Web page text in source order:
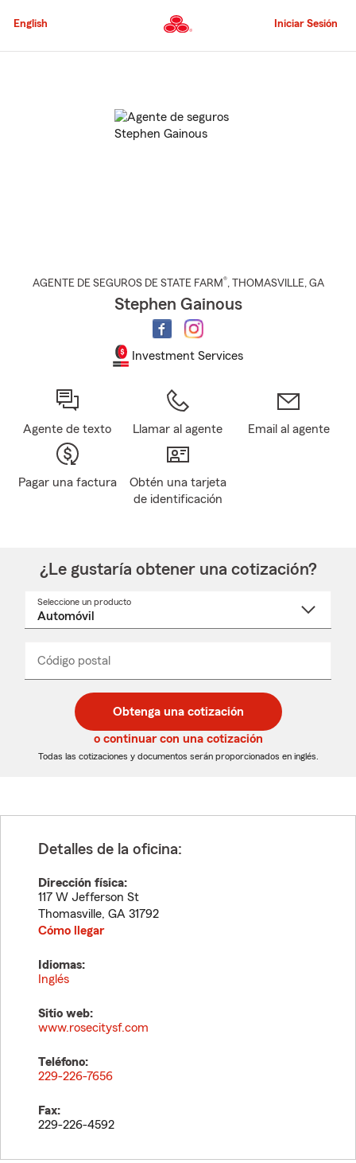
al
principal
English Iniciar Sesión
AGENTE DE SEGUROS DE STATE FARM®, THOMASVILLE, GA
Stephen Gainous
Investment Services
Agente de texto Llamar al agente Email al agente
Pagar una factura
Obtén una tarjeta
de identificación
¿Le gustaría obtener una cotización?
Seleccione un producto
desplegable
Código postal
de
5
dígitos
de
5
dígitos
_____
Obtenga una cotización
o continuar con una cotización
Todas las cotizaciones y documentos serán proporcionados en inglés.
Detalles de la oficina:
Dirección física:
117 W Jefferson St
Thomasville, GA 31792
Cómo llegar
Idiomas:
Inglés
Sitio web:
www.rosecitysf.com
Teléfono:
229-226-7656
Fax:
229-226-4592